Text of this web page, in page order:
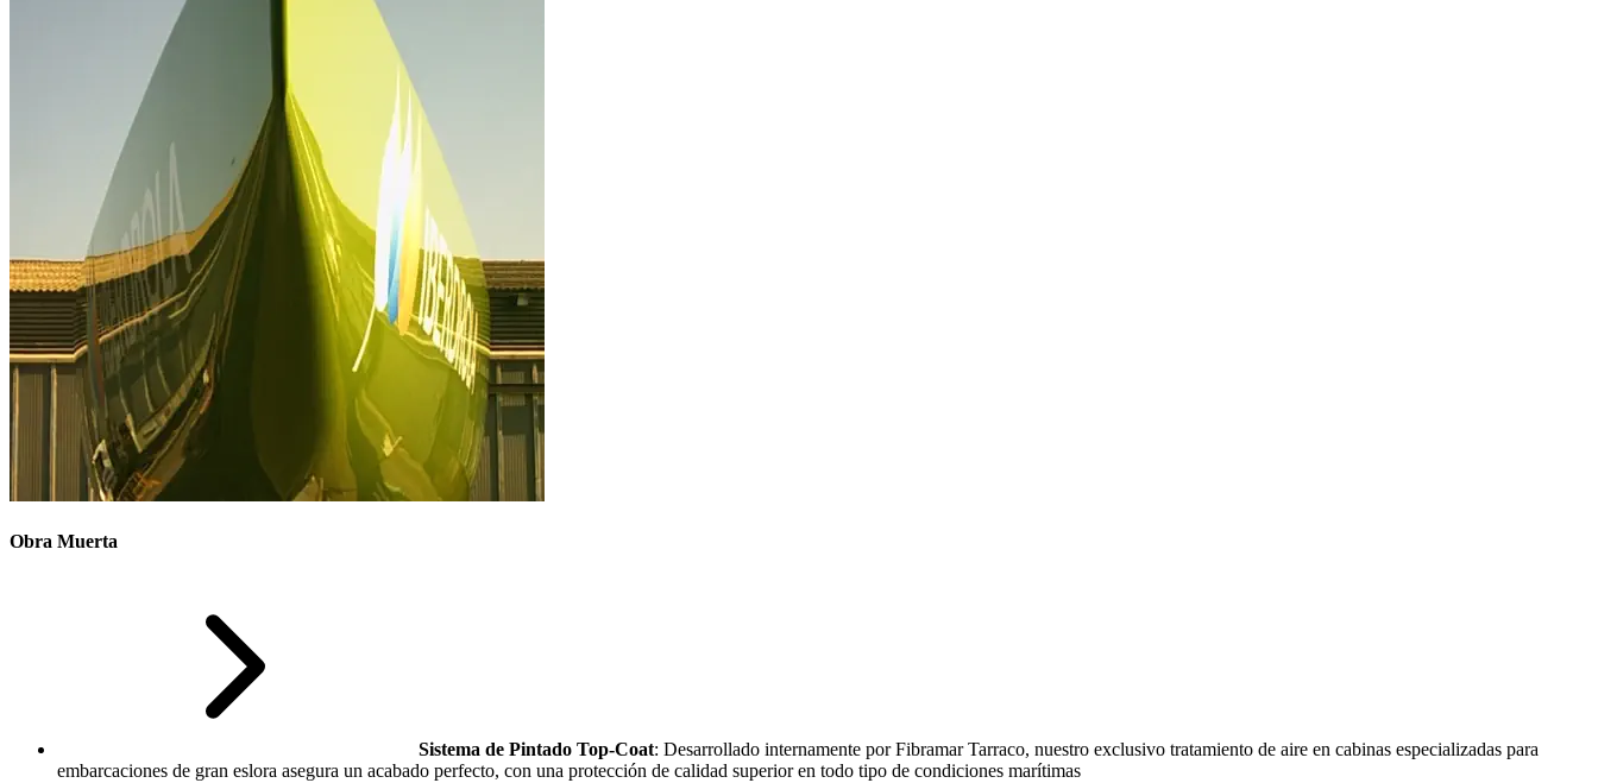
Obra Muerta
Sistema de Pintado Top-Coat: Desarrollado internamente por Fibramar Tarraco, nuestro exclusivo tratamiento de aire en cabinas especializadas para
embarcaciones de gran eslora asegura un acabado perfecto, con una protección de calidad superior en todo tipo de condiciones marítimas